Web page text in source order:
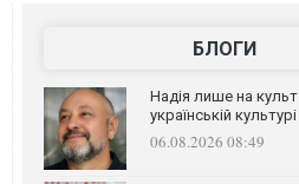
БЛОГИ
Надія лише на
українській культурі
06.08.2026 08:49